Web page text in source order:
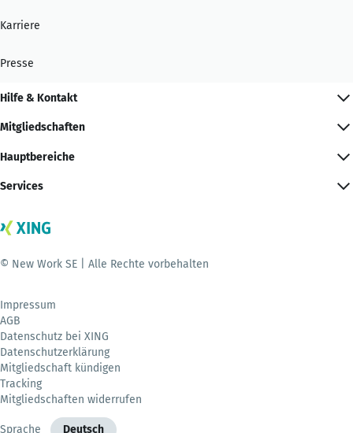
Karriere
Presse
Hilfe & Kontakt
Mitgliedschaften
Hauptbereiche
Services
© New Work SE | Alle Rechte vorbehalten
Impressum
AGB
Datenschutz bei XING
Datenschutzerklärung
Mitgliedschaft kündigen
Tracking
Mitgliedschaften widerrufen
Sprache Deutsch